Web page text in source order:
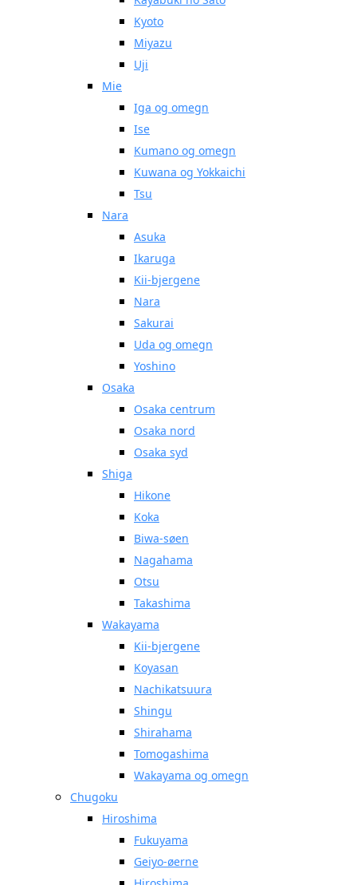
Kyoto
Miyazu
Uji
Mie
Iga og omegn
Ise
Kumano og omegn
Kuwana og Yokkaichi
Tsu
Nara
Asuka
Ikaruga
Kii-bjergene
Nara
Sakurai
Uda og omegn
Yoshino
Osaka
Osaka centrum
Osaka nord
Osaka syd
Shiga
Hikone
Koka
Biwa-søen
Nagahama
Otsu
Takashima
Wakayama
Kii-bjergene
Koyasan
Nachikatsuura
Shingu
Shirahama
Tomogashima
Wakayama og omegn
Chugoku
Hiroshima
Fukuyama
Geiyo-øerne